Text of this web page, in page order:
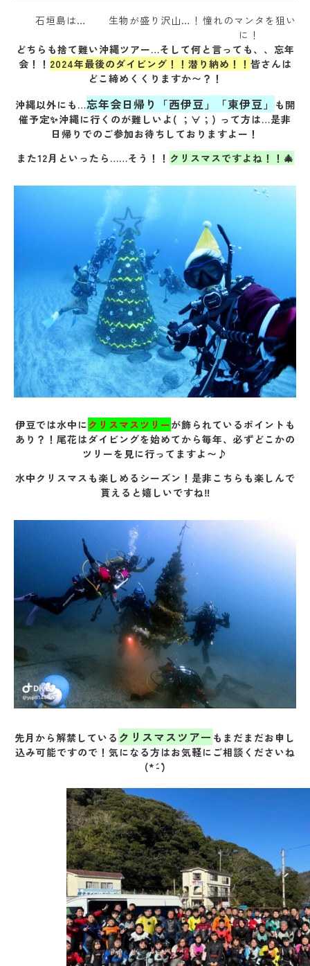
石垣島は… 生物が盛り沢山…！ 憧れのマンタを狙い
に！
どちらも捨て難い沖縄ツアー…そして何と言っても、、忘年
会！！ 2024年最後のダイビング！！潜り納め！！ 皆さんは
どこ締めくくりますか〜？！
沖縄以外にも…忘年会日帰り「西伊豆」「東伊豆」
も開
催予定✨沖縄に行くのが難しいよ( ；∀；) って方は…是非
日帰りでのご参加お待ちしておりますよー！
また12月といったら……そう！！ クリスマスですよね！！🎄
伊豆では水中に クリスマスツリーが飾られているポイントも
あり？！尾花はダイビングを始めてから毎年、必ずどこかの
ツリーを見に行ってますよ〜♪
水中クリスマスも楽しめるシーズン！是非こちらも楽しんで
貰えると嬉しいですね‼️
先月から解禁している クリスマスツアー もまだまだお申し
込み可能ですので！気になる方はお気軽にご相談くださいね
(*´-`)